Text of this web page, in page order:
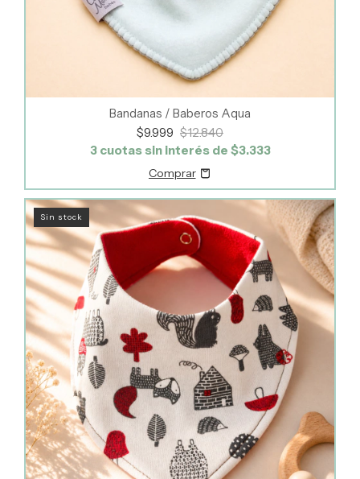
Bandanas / Baberos Aqua
$9.999 $12.840
3 cuotas sin interés de $3.333
Sin stock